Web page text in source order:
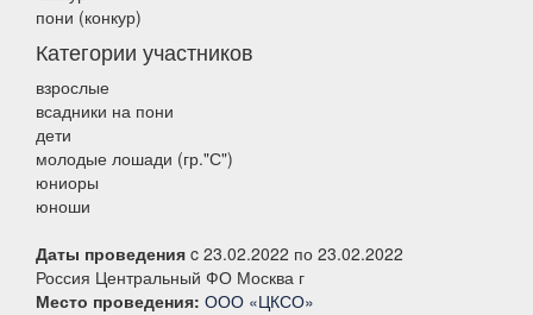
пони (конкур)
Категории участников
взрослые
всадники на пони
дети
молодые лошади (гр."С")
юниоры
юноши
Даты проведения c 23.02.2022 по 23.02.2022
Россия Центральный ФО Москва г
Место проведения: ООО «ЦКСО»